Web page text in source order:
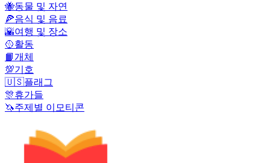
🐝동물 및 자연
🍕음식 및 음료
🌇여행 및 장소
🥎활동
📙개체
💯기호
🇺🇸플래그
🎊휴가들
🦄주제별 이모티콘